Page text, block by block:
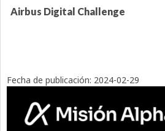
Airbus Digital Challenge
Fecha de publicación: 2024-02-29